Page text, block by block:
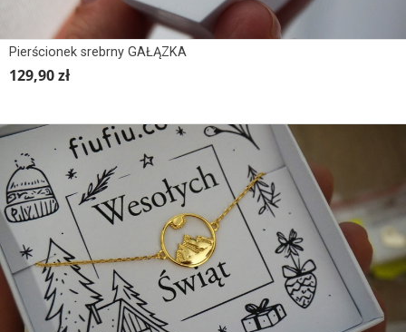
Pierścionek srebrny GAŁĄZKA
129,90 zł